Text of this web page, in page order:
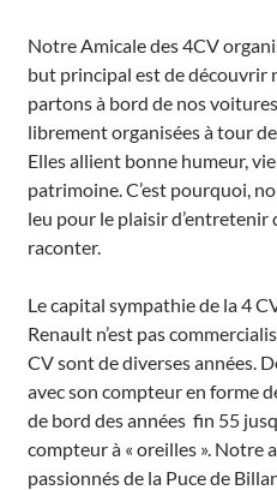
Notre Amicale des 4CV
but principal est de découvrir
partons à bord de nos
librement organisées à tour
Elles allient bonne humeur,
patrimoine. C’est pourquoi,
leu pour le plaisir
raconter.
Le capital sympathie de la 4
Renault n’est pas
CV sont de diverses années.
avec son compteur en forme
de bord des années fin 55
compteur à « oreilles ». Notre
passionnés de la Puce de